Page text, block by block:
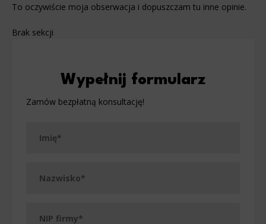
Wypełnij formularz
Zamów bezpłatną konsultację!
To oczywiście moja obserwacja i dopuszczam tu inne opinie.
Brak sekcji